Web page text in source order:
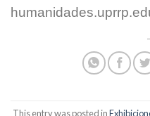
This entry was posted in